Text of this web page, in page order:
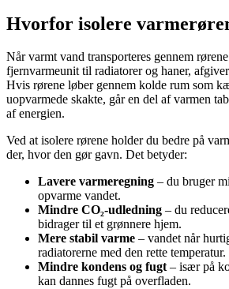
Hvorfor isolere
Når varmt vand transporteres gennem
fjernvarmeunit til radiatorer og haner,
Hvis rørene løber gennem kolde rum som
uopvarmede skakte, går en del af varmen
af energien.
Ved at isolere rørene holder du bedre på
der, hvor den gør gavn. Det betyder:
Lavere varmeregning – du bruger
opvarme vandet.
Mindre CO₂-udledning – du
bidrager til et grønnere hjem.
Mere stabil varme – vandet når
radiatorerne med den rette temperatur.
Mindre kondens og fugt– især på
kan dannes fugt på overfladen.